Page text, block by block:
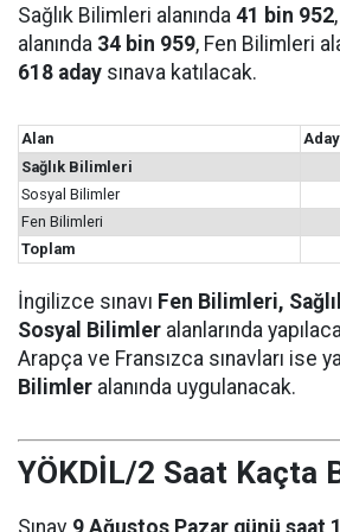
Sağlık Bilimleri alanında 41 bin 952
alanında 34 bin 959, Fen Bilimleri
618 aday sınava katılacak.
Alan
Aday
Sağlık Bilimleri
Sosyal Bilimler
Fen Bilimleri
Toplam
İngilizce sınavı Fen Bilimleri,
Sosyal Bilimler alanlarında
Arapça ve Fransızca sınavları ise
Bilimler alanında uygulanacak.
YÖKDİL/2 Saat Kaçta